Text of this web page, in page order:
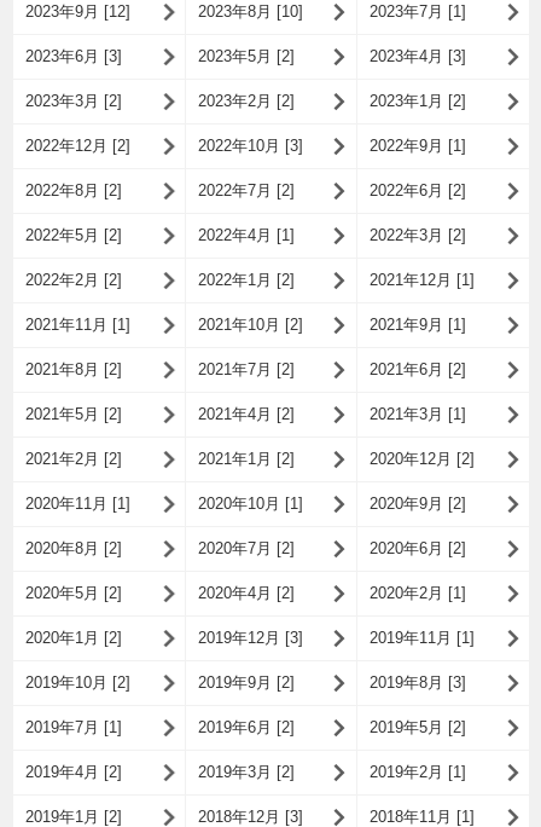
2023年9月 [12] 2023年8月 [10] 2023年7月 [1]
2023年6月 [3] 2023年5月 [2] 2023年4月 [3]
2023年3月 [2] 2023年2月 [2] 2023年1月 [2]
2022年12月 [2] 2022年10月 [3] 2022年9月 [1]
2022年8月 [2] 2022年7月 [2] 2022年6月 [2]
2022年5月 [2] 2022年4月 [1] 2022年3月 [2]
2022年2月 [2] 2022年1月 [2] 2021年12月 [1]
2021年11月 [1] 2021年10月 [2] 2021年9月 [1]
2021年8月 [2] 2021年7月 [2] 2021年6月 [2]
2021年5月 [2] 2021年4月 [2] 2021年3月 [1]
2021年2月 [2] 2021年1月 [2] 2020年12月 [2]
2020年11月 [1] 2020年10月 [1] 2020年9月 [2]
2020年8月 [2] 2020年7月 [2] 2020年6月 [2]
2020年5月 [2] 2020年4月 [2] 2020年2月 [1]
2020年1月 [2] 2019年12月 [3] 2019年11月 [1]
2019年10月 [2] 2019年9月 [2] 2019年8月 [3]
2019年7月 [1] 2019年6月 [2] 2019年5月 [2]
2019年4月 [2] 2019年3月 [2] 2019年2月 [1]
2019年1月 [2] 2018年12月 [3] 2018年11月 [1]